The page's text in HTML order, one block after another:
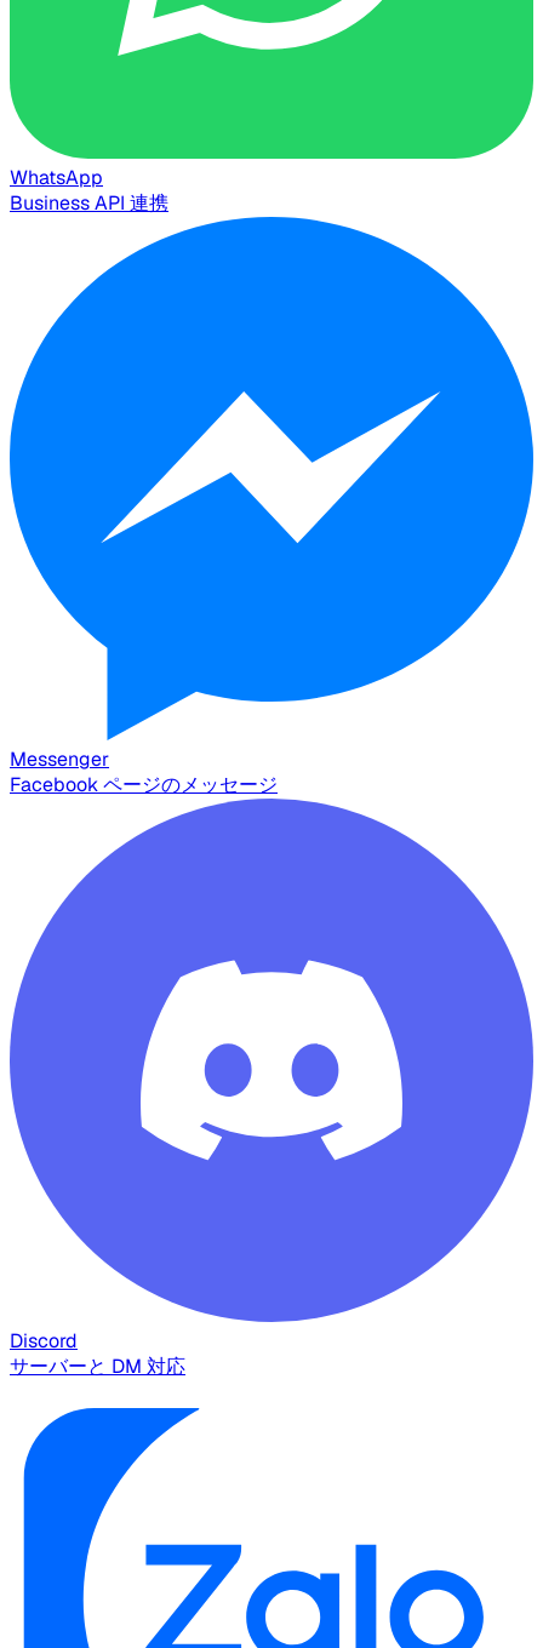
WhatsApp
Business API 連携
Messenger
Facebook ページのメッセージ
Discord
サーバーと DM 対応